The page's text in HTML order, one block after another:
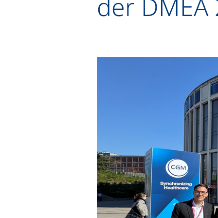
der DMEA